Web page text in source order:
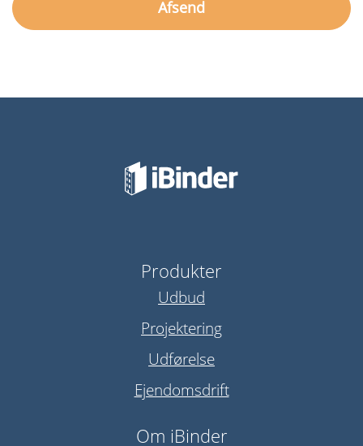
Produkter
Udbud
Projektering
Udførelse
Ejendomsdrift
Om iBinder